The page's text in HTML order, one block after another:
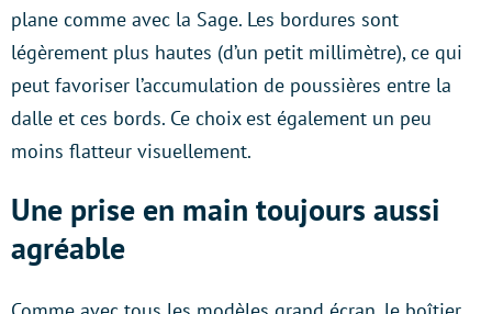
plane comme avec la Sage. Les bordures sont
légèrement plus hautes (d’un petit millimètre), ce qui
peut favoriser l’accumulation de poussières entre la
dalle et ces bords. Ce choix est également un peu
moins flatteur visuellement.
Une prise en main toujours aussi
agréable